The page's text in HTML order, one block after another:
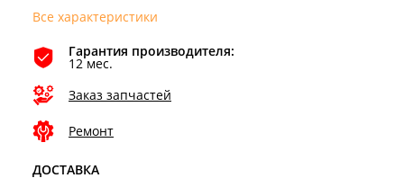
Все характеристики
Гарантия производителя:
12 мес.
Заказ запчастей
Ремонт
ДОСТАВКА